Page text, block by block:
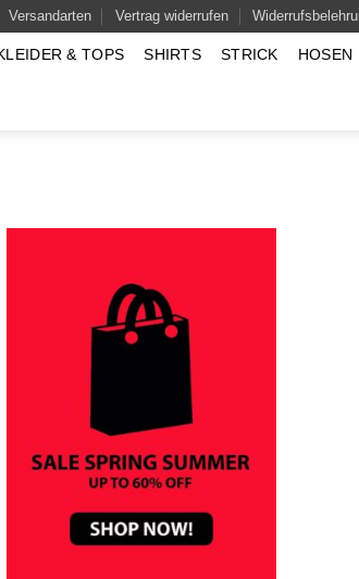
Versandarten Vertrag widerrufen
& TOPS SHIRTS STRICK HOSEN